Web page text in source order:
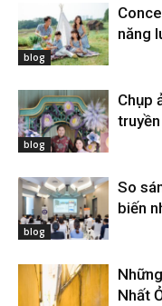
blog
năng
blog
Chụp
blog
So
biến
Nhất